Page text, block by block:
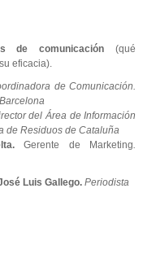
de comunicación (qué
eficacia).
de Comunicación.
del Área de Información
de Residuos de Cataluña
Gerente de Marketing
Luis Gallego. Periodista